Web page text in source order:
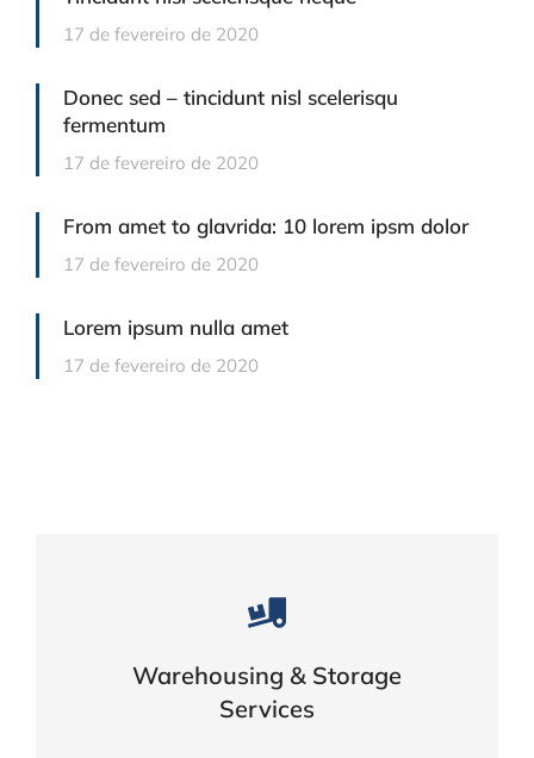
17 de fevereiro de 2020
Donec sed – tincidunt nisl scelerisqu
fermentum
17 de fevereiro de 2020
From amet to glavrida: 10 lorem ipsm dolor
17 de fevereiro de 2020
Lorem ipsum nulla amet
17 de fevereiro de 2020
Warehousing & Storage
Services
Careful storage of your goods
VIEW DETAILS